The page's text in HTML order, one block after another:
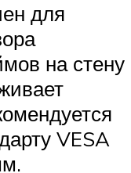
для
на стену
VESA